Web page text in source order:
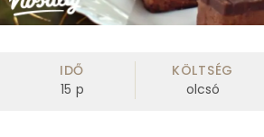
IDŐ
15 p
KÖLTSÉG
olcsó